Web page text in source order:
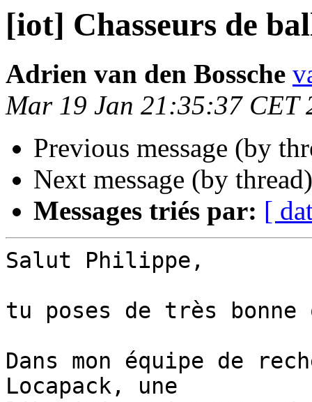
[iot] Chasseurs de
Adrien van den Bossche
Mar 19 Jan 21:35:37 CET
Previous message (by
Next message (by
Messages triés par: [
Salut Philippe,
tu poses de très bonne
Dans mon équipe de
Locapack, une